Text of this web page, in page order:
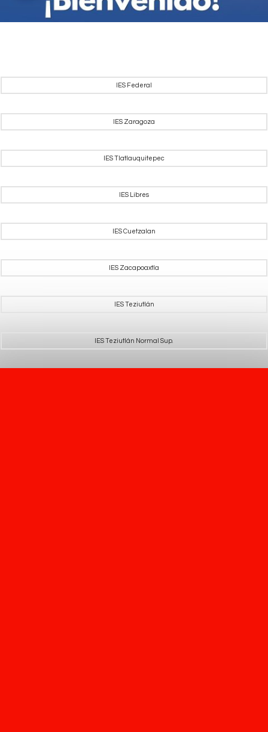
IES Federal
IES Zaragoza
IES Tlatlauquitepec
IES Libres
IES Cuetzalan
IES Zacapoaxtla
IES Teziutlán
IES Teziutlán Normal Sup.